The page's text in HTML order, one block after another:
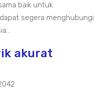
baik untuk
segera menghubungi
akurat